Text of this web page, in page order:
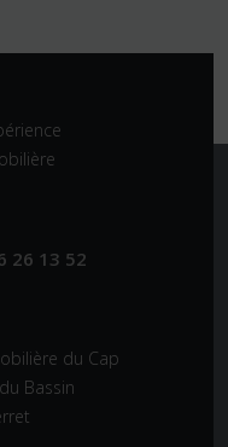
26 13 52
du Cap
Bassin